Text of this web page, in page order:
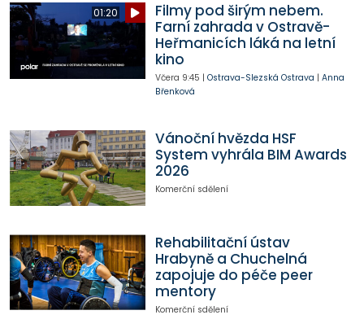
01:20
Filmy pod širým nebem.
Farní zahrada v Ostravě-
Heřmanicích láká na letní
kino
Včera 9:45 | Ostrava-Slezská Ostrava | Anna
Břenková
Vánoční hvězda HSF
System vyhrála BIM Awards
2026
Komerční sdělení
Rehabilitační ústav
Hrabyně a Chuchelná
zapojuje do péče peer
mentory
Komerční sdělení